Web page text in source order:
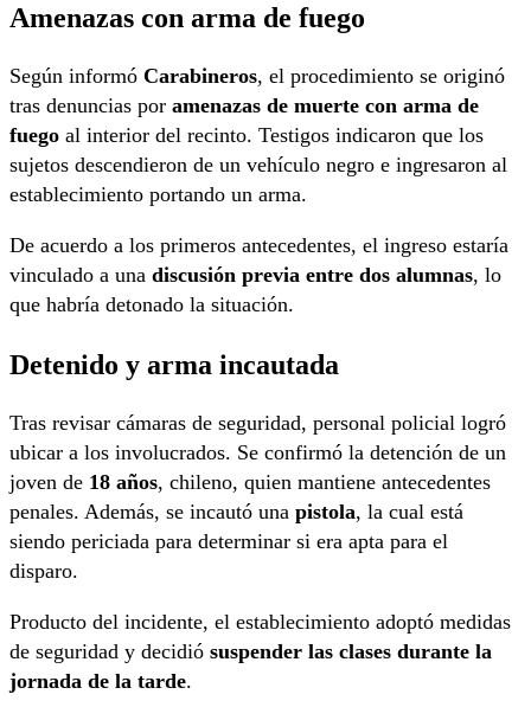
Amenazas con arma de fuego
Según informó Carabineros, el procedimiento se originó
tras denuncias por amenazas de muerte con arma de
fuego al interior del recinto. Testigos indicaron que los
sujetos descendieron de un vehículo negro e ingresaron al
establecimiento portando un arma.
De acuerdo a los primeros antecedentes, el ingreso estaría
vinculado a una discusión previa entre dos alumnas, lo
que habría detonado la situación.
Detenido y arma incautada
Tras revisar cámaras de seguridad, personal policial logró
ubicar a los involucrados. Se confirmó la detención de un
joven de 18 años, chileno, quien mantiene antecedentes
penales. Además, se incautó una pistola, la cual está
siendo periciada para determinar si era apta para el
disparo.
Producto del incidente, el establecimiento adoptó medidas
de seguridad y decidió suspender las clases durante la
jornada de la tarde.